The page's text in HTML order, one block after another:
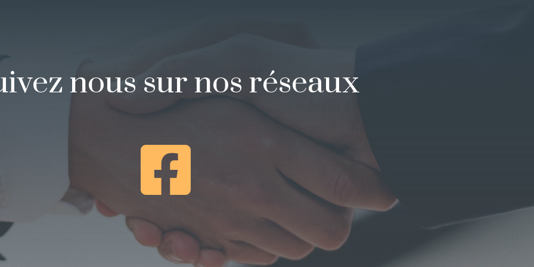
nous sur nos réseaux
